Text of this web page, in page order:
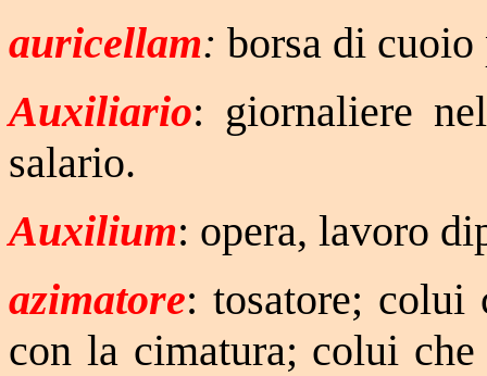
auricellam: borsa di
Auxiliario: giornaliere
salario.
Auxilium: opera, lavoro
azimatore: tosatore; colui
con la cimatura; colui